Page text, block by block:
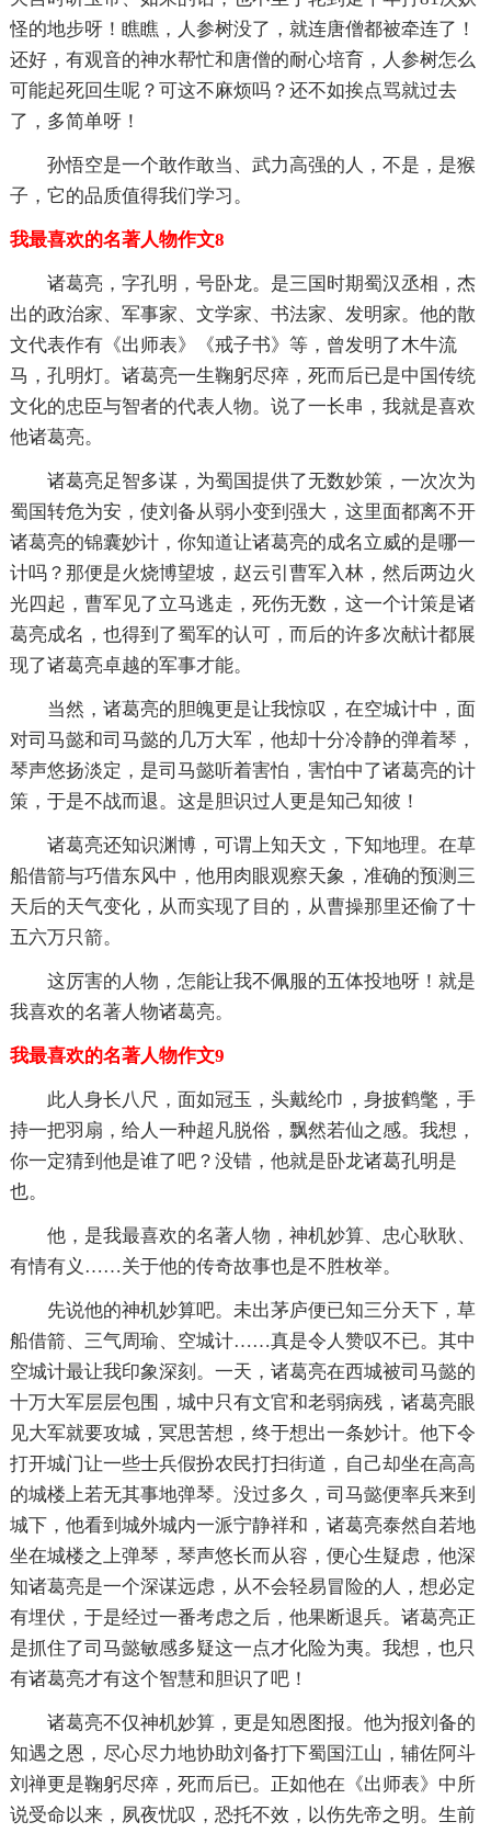
怪的地步呀！瞧瞧，人参树没了，就连唐僧都被牵连了！
还好，有观音的神水帮忙和唐僧的耐心培育，人参树怎么
可能起死回生呢？可这不麻烦吗？还不如挨点骂就过去
了，多简单呀！
孙悟空是一个敢作敢当、武力高强的人，不是，是猴
子，它的品质值得我们学习。
我最喜欢的名著人物作文8
诸葛亮，字孔明，号卧龙。是三国时期蜀汉丞相，杰
出的政治家、军事家、文学家、书法家、发明家。他的散
文代表作有《出师表》《戒子书》等，曾发明了木牛流
马，孔明灯。诸葛亮一生鞠躬尽瘁，死而后已是中国传统
文化的忠臣与智者的代表人物。说了一长串，我就是喜欢
他诸葛亮。
诸葛亮足智多谋，为蜀国提供了无数妙策，一次次为
蜀国转危为安，使刘备从弱小变到强大，这里面都离不开
诸葛亮的锦囊妙计，你知道让诸葛亮的成名立威的是哪一
计吗？那便是火烧博望坡，赵云引曹军入林，然后两边火
光四起，曹军见了立马逃走，死伤无数，这一个计策是诸
葛亮成名，也得到了蜀军的认可，而后的许多次献计都展
现了诸葛亮卓越的军事才能。
当然，诸葛亮的胆魄更是让我惊叹，在空城计中，面
对司马懿和司马懿的几万大军，他却十分冷静的弹着琴，
琴声悠扬淡定，是司马懿听着害怕，害怕中了诸葛亮的计
策，于是不战而退。这是胆识过人更是知己知彼！
诸葛亮还知识渊博，可谓上知天文，下知地理。在草
船借箭与巧借东风中，他用肉眼观察天象，准确的预测三
天后的天气变化，从而实现了目的，从曹操那里还偷了十
五六万只箭。
这厉害的人物，怎能让我不佩服的五体投地呀！就是
我喜欢的名著人物诸葛亮。
我最喜欢的名著人物作文9
此人身长八尺，面如冠玉，头戴纶巾，身披鹤氅，手
持一把羽扇，给人一种超凡脱俗，飘然若仙之感。我想，
你一定猜到他是谁了吧？没错，他就是卧龙诸葛孔明是
也。
他，是我最喜欢的名著人物，神机妙算、忠心耿耿、
有情有义……关于他的传奇故事也是不胜枚举。
先说他的神机妙算吧。未出茅庐便已知三分天下，草
船借箭、三气周瑜、空城计……真是令人赞叹不已。其中
空城计最让我印象深刻。一天，诸葛亮在西城被司马懿的
十万大军层层包围，城中只有文官和老弱病残，诸葛亮眼
见大军就要攻城，冥思苦想，终于想出一条妙计。他下令
打开城门让一些士兵假扮农民打扫街道，自己却坐在高高
的城楼上若无其事地弹琴。没过多久，司马懿便率兵来到
城下，他看到城外城内一派宁静祥和，诸葛亮泰然自若地
坐在城楼之上弹琴，琴声悠长而从容，便心生疑虑，他深
知诸葛亮是一个深谋远虑，从不会轻易冒险的人，想必定
有埋伏，于是经过一番考虑之后，他果断退兵。诸葛亮正
是抓住了司马懿敏感多疑这一点才化险为夷。我想，也只
有诸葛亮才有这个智慧和胆识了吧！
诸葛亮不仅神机妙算，更是知恩图报。他为报刘备的
知遇之恩，尽心尽力地协助刘备打下蜀国江山，辅佐阿斗
刘禅更是鞠躬尽瘁，死而后已。正如他在《出师表》中所
说受命以来，夙夜忧叹，恐托不效，以伤先帝之明。生前